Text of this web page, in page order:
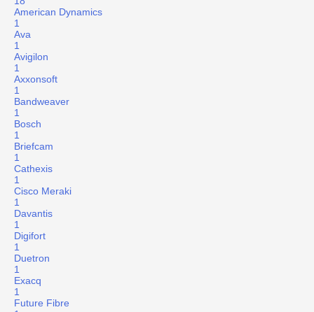
American Dynamics
1
Ava
1
Avigilon
1
Axxonsoft
1
Bandweaver
1
Bosch
1
Briefcam
1
Cathexis
1
Cisco Meraki
1
Davantis
1
Digifort
1
Duetron
1
Exacq
1
Future Fibre